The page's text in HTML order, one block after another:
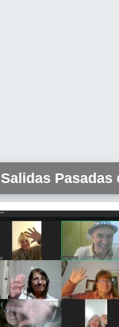
Salidas Pasadas